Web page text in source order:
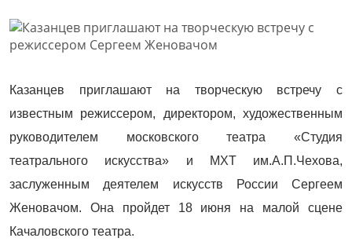
Казанцев приглашают на творческую встречу с
известным режиссером, директором, художественным
руководителем московского театра «Студия
театрального искусства» и МХТ им.А.П.Чехова,
заслуженным деятелем искусств России Сергеем
Женовачом. Она пройдет 18 июня на малой сцене
Качаловского театра.